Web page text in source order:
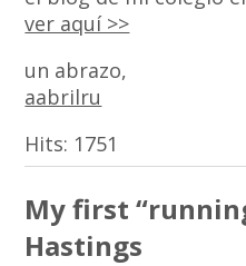
ver aquí >>
un abrazo,
aabrilru
Hits: 1751
My first
Hastings